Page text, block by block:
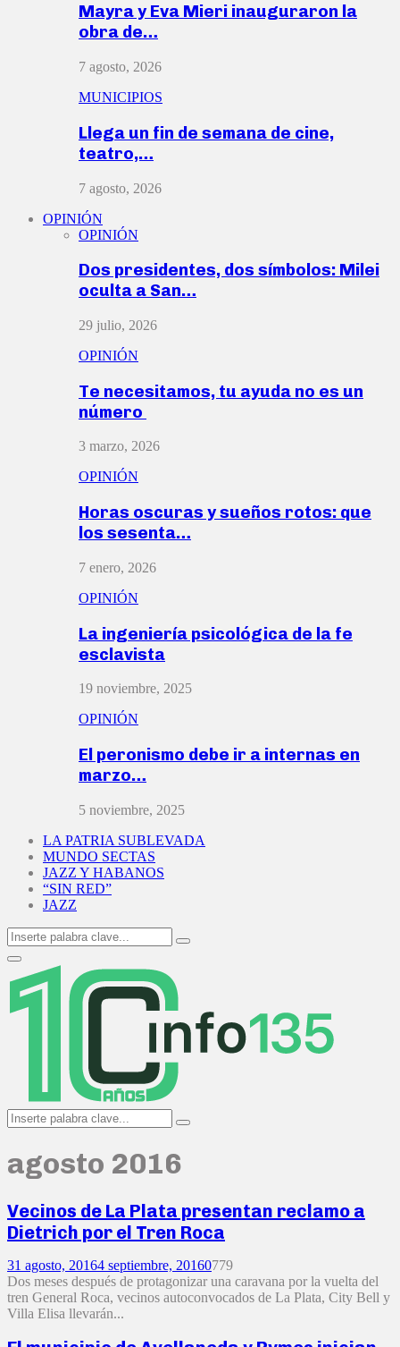
Mayra y Eva Mieri inauguraron la
obra de…
7 agosto, 2026
MUNICIPIOS
Llega un fin de semana de cine,
teatro,…
7 agosto, 2026
OPINIÓN
OPINIÓN
Dos presidentes, dos símbolos: Milei
oculta a San…
29 julio, 2026
OPINIÓN
Te necesitamos, tu ayuda no es un
número
3 marzo, 2026
OPINIÓN
Horas oscuras y sueños rotos: que
los sesenta…
7 enero, 2026
OPINIÓN
La ingeniería psicológica de la fe
esclavista
19 noviembre, 2025
OPINIÓN
El peronismo debe ir a internas en
marzo…
5 noviembre, 2025
LA PATRIA SUBLEVADA
MUNDO SECTAS
JAZZ Y HABANOS
“SIN RED”
JAZZ
Search
for:
Search
Primary
Menu
Search
for:
Search
agosto 2016
Vecinos de La Plata presentan reclamo a
Dietrich por el Tren Roca
31 agosto, 20164 septiembre, 20160779
Dos meses después de protagonizar una caravana por la vuelta del
tren General Roca, vecinos autoconvocados de La Plata, City Bell y
Villa Elisa llevarán...